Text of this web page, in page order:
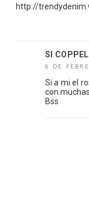
http://
SI
6 DE
Si a mi el
con
Bss